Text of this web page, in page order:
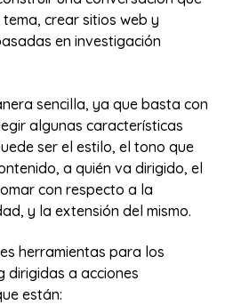
crear sitios web y
en investigación
sencilla, ya que basta con
algunas características
ser el estilo, el tono que
a quién va dirigido, el
con respecto a la
y la extensión del mismo.
herramientas para los
dirigidas a acciones
están: